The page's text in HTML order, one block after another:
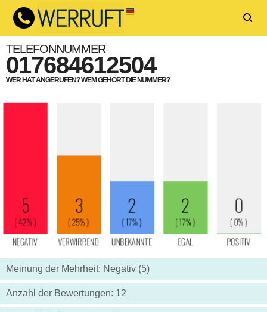
TELEFONNUMMER
017684612504
WER HAT ANGERUFEN? WEM GEHÖRT DIE NUMMER?
Meinung der Mehrheit: Negativ (5)
Anzahl der Bewertungen: 12